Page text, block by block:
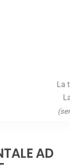
al
AD